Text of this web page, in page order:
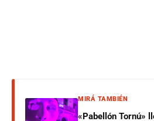
MIRÁ TAMBIÉN
«Pabellón Tornú»